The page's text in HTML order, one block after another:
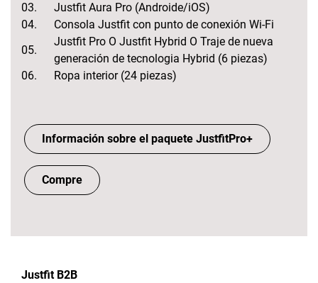
03.
Justfit Aura Pro (Androide/iOS)
04.
Consola Justfit con punto de conexión Wi-Fi
05.
Justfit Pro O Justfit Hybrid O Traje de nueva
generación de tecnologia Hybrid (6 piezas)
06.
Ropa interior (24 piezas)
Información sobre el paquete JustfitPro+
Compre
Justfit B2B